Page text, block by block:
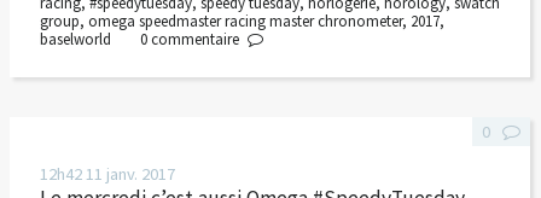
group, omega speedmaster racing master chronometer, 2017,
baselworld
0commentaire
12h4211 janv. 2017
0